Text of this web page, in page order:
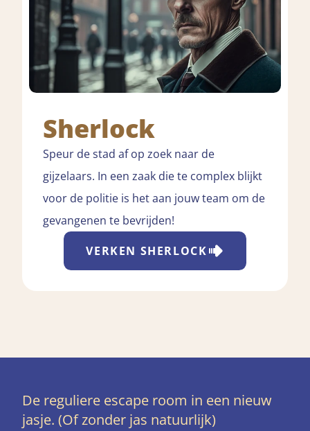
Sherlock
Speur de stad af op zoek naar de
gijzelaars. In een zaak die te complex blijkt
voor de politie is het aan jouw team om de
gevangenen te bevrijden!
VERKEN SHERLOCK
De reguliere escape room in een nieuw
jasje. (Of zonder jas natuurlijk)